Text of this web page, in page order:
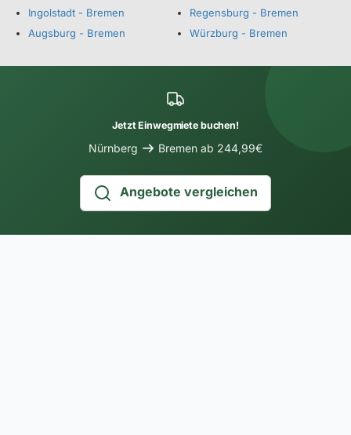
Ingolstadt - Bremen
Augsburg - Bremen
Regensburg - Bremen
Würzburg - Bremen
Jetzt Einwegmiete buchen!
Nürnberg Bremen ab 244,99€
Angebote vergleichen